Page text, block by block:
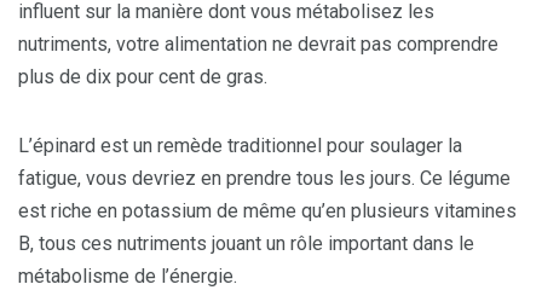
influent sur la manière dont vous métabolisez les
nutriments, votre alimentation ne devrait pas comprendre
plus de dix pour cent de gras.
L’épinard est un remède traditionnel pour soulager la
fatigue, vous devriez en prendre tous les jours. Ce légume
est riche en potassium de même qu’en plusieurs vitamines
B, tous ces nutriments jouant un rôle important dans le
métabolisme de l’énergie.